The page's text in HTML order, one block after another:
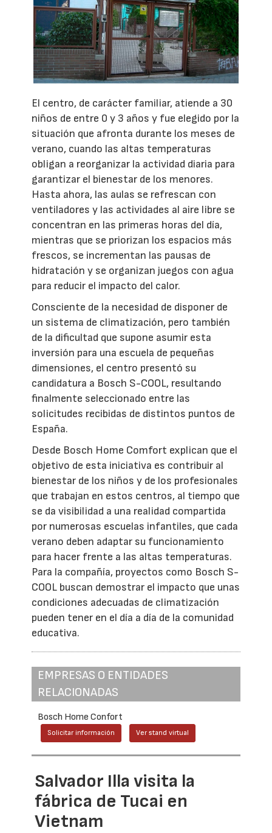
El centro, de carácter familiar, atiende a 30
niños de entre 0 y 3 años y fue elegido por la
situación que afronta durante los meses de
verano, cuando las altas temperaturas
obligan a reorganizar la actividad diaria para
garantizar el bienestar de los menores.
Hasta ahora, las aulas se refrescan con
ventiladores y las actividades al aire libre se
concentran en las primeras horas del día,
mientras que se priorizan los espacios más
frescos, se incrementan las pausas de
hidratación y se organizan juegos con agua
para reducir el impacto del calor.
Consciente de la necesidad de disponer de
un sistema de climatización, pero también
de la dificultad que supone asumir esta
inversión para una escuela de pequeñas
dimensiones, el centro presentó su
candidatura a Bosch S-COOL, resultando
finalmente seleccionado entre las
solicitudes recibidas de distintos puntos de
España.
Desde Bosch Home Comfort explican que el
objetivo de esta iniciativa es contribuir al
bienestar de los niños y de los profesionales
que trabajan en estos centros, al tiempo que
se da visibilidad a una realidad compartida
por numerosas escuelas infantiles, que cada
verano deben adaptar su funcionamiento
para hacer frente a las altas temperaturas.
Para la compañía, proyectos como Bosch S-
COOL buscan demostrar el impacto que unas
condiciones adecuadas de climatización
pueden tener en el día a día de la comunidad
educativa.
EMPRESAS O ENTIDADES
RELACIONADAS
Bosch Home Confort
Solicitar información Ver stand virtual
Salvador Illa visita la
fábrica de Tucai en
Vietnam